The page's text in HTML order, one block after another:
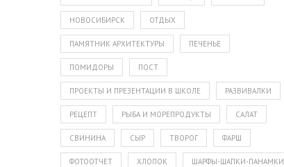
НОВОСИБИРСК ОТДЫХ
ПАМЯТНИК АРХИТЕКТУРЫ ПЕЧЕНЬЕ
ПОМИДОРЫ ПОСТ
ПРОЕКТЫ И ПРЕЗЕНТАЦИИ В ШКОЛЕ РАЗВИВАЛКИ
РЕЦЕПТ РЫБА И МОРЕПРОДУКТЫ САЛАТ
СВИНИНА СЫР ТВОРОГ ФАРШ
ФОТООТЧЕТ ХЛОПОК ШАРФЫ-ШАПКИ-ПАНАМКИ